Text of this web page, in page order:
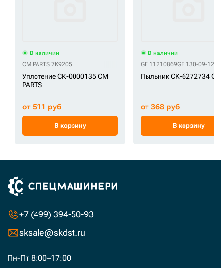
В наличии
CM PARTS 7K9205
Уплотение СК-0000135 CM
PARTS
от 511 руб
В корзину
В наличии
GE 11210869GE 130-09-
Пыльник СК-6272734 GE
от 368 руб
В корзину
+7 (499) 394-50-93
sksale@skdst.ru
Пн-Пт 8:00–17:00